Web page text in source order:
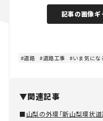
記事の画像
道路 道路工事 いま気にな
▼関連記事
■山梨の外環「新山梨環状